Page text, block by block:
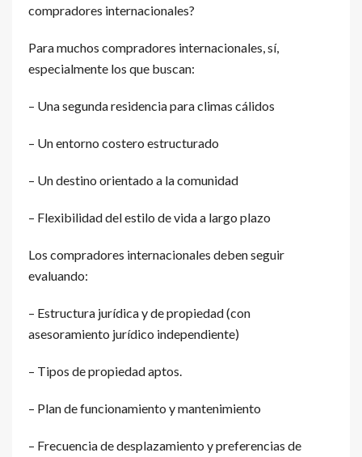
compradores internacionales?
Para muchos compradores internacionales, sí,
especialmente los que buscan:
– Una segunda residencia para climas cálidos
– Un entorno costero estructurado
– Un destino orientado a la comunidad
– Flexibilidad del estilo de vida a largo plazo
Los compradores internacionales deben seguir
evaluando:
– Estructura jurídica y de propiedad (con
asesoramiento jurídico independiente)
– Tipos de propiedad aptos.
– Plan de funcionamiento y mantenimiento
– Frecuencia de desplazamiento y preferencias de